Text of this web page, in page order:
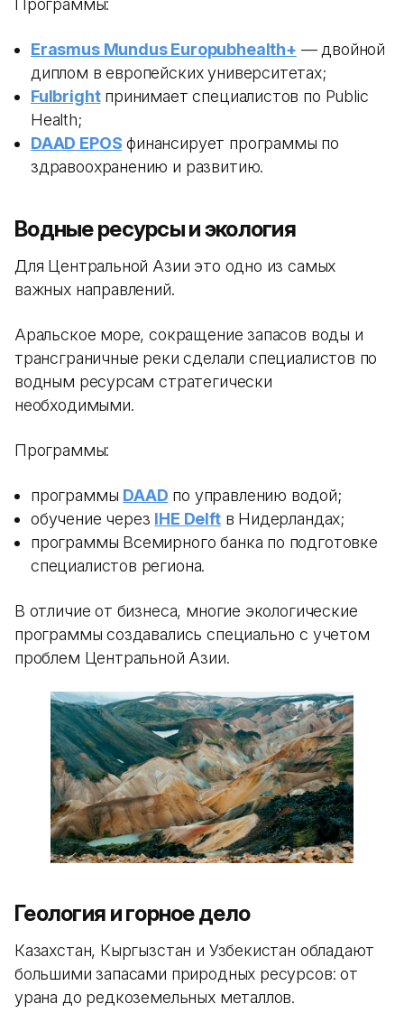
Программы:
Erasmus Mundus Europubhealth+ — двойной
диплом в европейских университетах;
Fulbrightпринимает специалистов по Public
Health;
DAAD EPOS финансирует программы по
здравоохранению и развитию.
Водные ресурсы и экология
Для Центральной Азии это одно из самых
важных направлений.
Аральское море, сокращение запасов воды и
трансграничные реки сделали специалистов по
водным ресурсам стратегически
необходимыми.
Программы:
программы DAAD по управлению водой;
обучение через IHE Delftв Нидерландах;
программы Всемирного банка по подготовке
специалистов региона.
В отличие от бизнеса, многие экологические
программы создавались специально с учетом
проблем Центральной Азии.
Геология и горное дело
Казахстан, Кыргызстан и Узбекистан обладают
большими запасами природных ресурсов: от
урана до редкоземельных металлов.